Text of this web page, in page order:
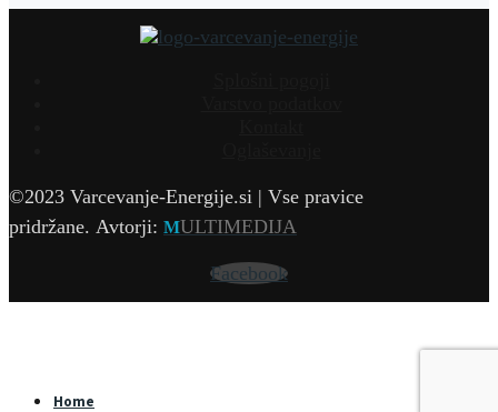
©2023 Varcevanje-Energije.si | Vse pravice
pridržane. Avtorji: MULTIMEDIJA
Facebook
Home